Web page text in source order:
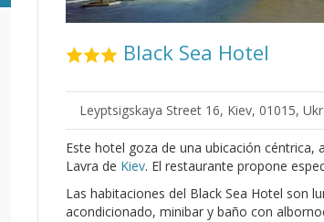
Black Sea Hotel
Leyptsigskaya Street 16, Kiev, 01015,
Este hotel goza de una ubicación
Lavra de Kiev. El restaurante propone
Las habitaciones del Black Sea Hotel son
acondicionado, minibar y baño con